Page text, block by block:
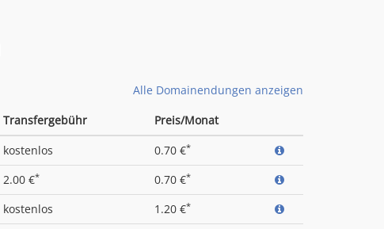
Alle Domainendungen anzeigen
Transfergebühr
Preis/Monat
kostenlos 0.70 €*
2.00 €* 0.70 €*
kostenlos 1.20 €*